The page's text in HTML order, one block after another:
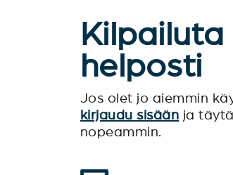
helposti
Jos olet jo aiemmin
kirjaudu sisään ja
nopeammin.